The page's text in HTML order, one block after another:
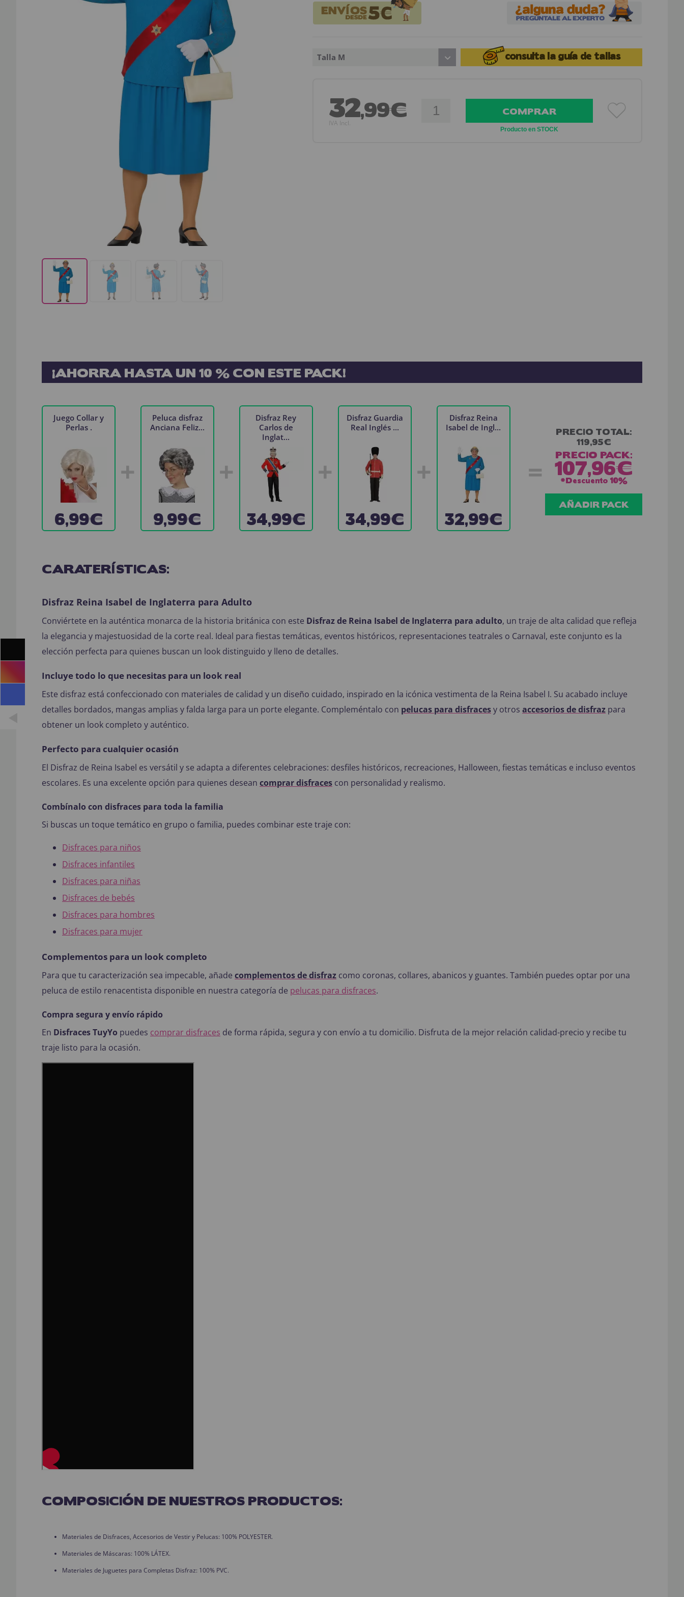
Talla M consulta la guía de tallas
32,99€
IVA Incl.
COMPRAR
Producto en STOCK
¡AHORRA HASTA UN 10 % CON ESTE PACK!
Juego Collar y
Perlas .
6,99€
+
Peluca disfraz
Anciana Feliz...
9,99€
+
Disfraz Rey
Carlos de
Inglat...
34,99€
+
Disfraz Guardia
Real Inglés ...
34,99€
+
Disfraz Reina
Isabel de Ingl...
32,99€
=
PRECIO TOTAL:
119,95€
PRECIO PACK:
107,96€
*Descuento 10%
AÑADIR PACK
CARATERÍSTICAS:
Disfraz Reina Isabel de Inglaterra para Adulto
Conviértete en la auténtica monarca de la historia británica con este Disfraz de Reina Isabel de Inglaterra para adulto, un traje de alta calidad que refleja
la elegancia y majestuosidad de la corte real. Ideal para fiestas temáticas, eventos históricos, representaciones teatrales o Carnaval, este conjunto es la
elección perfecta para quienes buscan un look distinguido y lleno de detalles.
Incluye todo lo que necesitas para un look real
Este disfraz está confeccionado con materiales de calidad y un diseño cuidado, inspirado en la icónica vestimenta de la Reina Isabel I. Su acabado incluye
detalles bordados, mangas amplias y falda larga para un porte elegante. Compleméntalo con pelucas para disfracesy otros accesorios de disfraz para
obtener un look completo y auténtico.
Perfecto para cualquier ocasión
El Disfraz de Reina Isabel es versátil y se adapta a diferentes celebraciones: desfiles históricos, recreaciones, Halloween, fiestas temáticas e incluso eventos
escolares. Es una excelente opción para quienes desean comprar disfraces con personalidad y realismo.
Combínalo con disfraces para toda la familia
Si buscas un toque temático en grupo o familia, puedes combinar este traje con:
Disfraces para niños
Disfraces infantiles
Disfraces para niñas
Disfraces de bebés
Disfraces para hombres
Disfraces para mujer
Complementos para un look completo
Para que tu caracterización sea impecable, añade complementos de disfraz como coronas, collares, abanicos y guantes. También puedes optar por una
peluca de estilo renacentista disponible en nuestra categoría de pelucas para disfraces.
Compra segura y envío rápido
En Disfraces TuyYo puedes comprar disfraces de forma rápida, segura y con envío a tu domicilio. Disfruta de la mejor relación calidad-precio y recibe tu
traje listo para la ocasión.
COMPOSICIÓN DE NUESTROS PRODUCTOS:
Materiales de Disfraces, Accesorios de Vestir y Pelucas: 100% POLYESTER.
Materiales de Máscaras: 100% LÁTEX.
Materiales de Juguetes para Completas Disfraz: 100% PVC.